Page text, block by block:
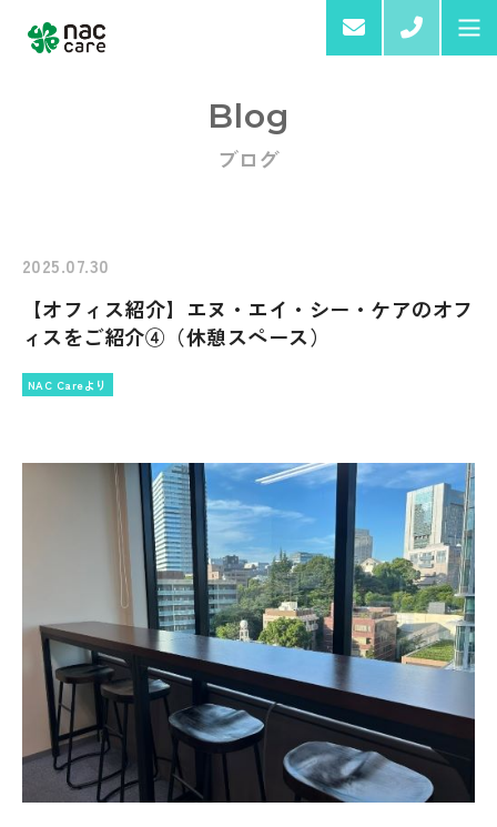
03-
About us
Services & Products
Blog
ブログ
2025.07.30
【オフィス紹介】エヌ・エイ・シー・ケアのオフ
ィスをご紹介④（休憩スペース）
NAC Careより